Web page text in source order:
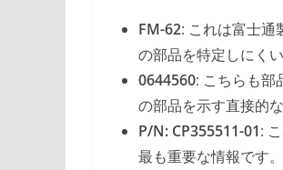
FM-62: これは富士通
の部品を特定しにく
0644560: こちらも部
の部品を示す直接的
P/N: CP355511-01:
最も重要な情報です